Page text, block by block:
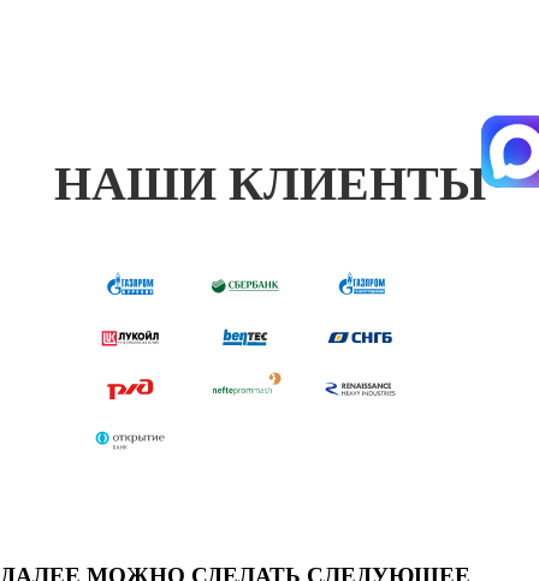
НАШИ КЛИЕНТЫ
ДАЛЕЕ МОЖНО СДЕЛАТЬ СЛЕДУЮЩЕЕ